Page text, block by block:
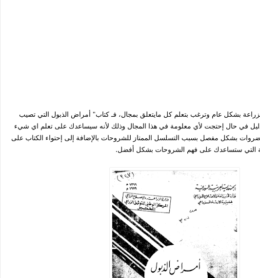
بشكل عام وترغب بتعلم كل مايتعلق بمجال، فـ كتاب" أمراض الذبول التي تصيب
في حال إحتجت لأي معلومة في هذا المجال وذلك لأنه سيساعدك على تعلم اي شيء
بشكل مفصل بسبب التسلسل الممتاز للشروحات بالإضافة إلى إحتواء الكتاب على
التي ستساعدك على فهم الشروحات بشكل أفضل.